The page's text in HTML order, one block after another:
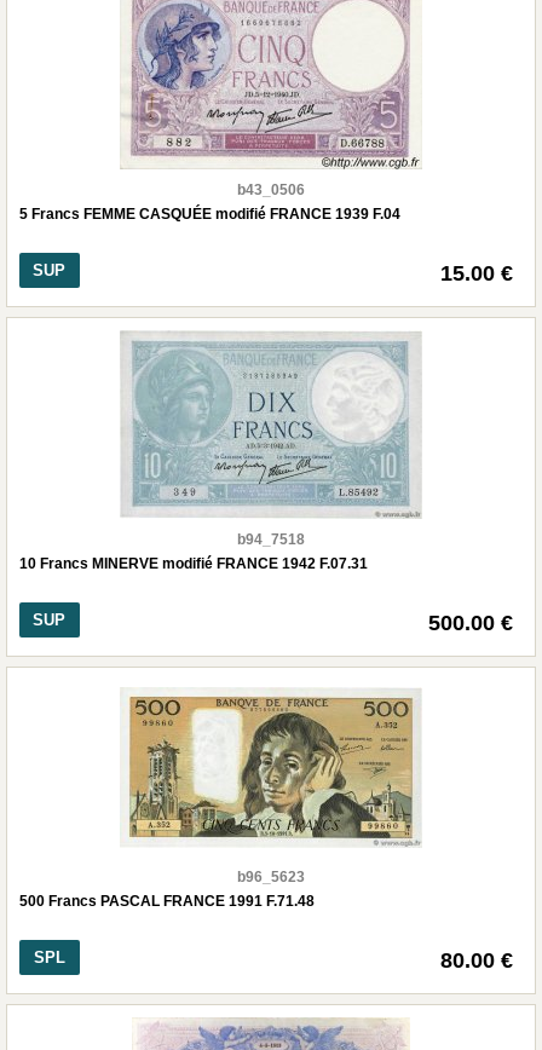
b43_0506
5 Francs FEMME CASQUÉE modifié FRANCE 1939 F.04
SUP 15.00 €
b94_7518
10 Francs MINERVE modifié FRANCE 1942 F.07.31
SUP 500.00 €
b96_5623
500 Francs PASCAL FRANCE 1991 F.71.48
SPL 80.00 €